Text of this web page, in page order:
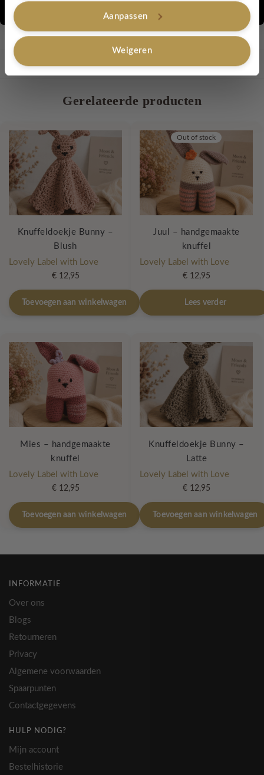
Aanpassen
Weigeren
Perfect als kraamcadeau, decoratie voor de kinderkamer of
gewoon om lekker te knuffelen 🤍
Gerelateerde producten
Knuffeldoekje Bunny –
Blush
Lovely Label with Love
€12,95
Toevoegen aan winkelwagen
Out of stock
Juul – handgemaakte
knuffel
Lovely Label with Love
€12,95
Lees verder
Mies – handgemaakte
knuffel
Lovely Label with Love
€12,95
Toevoegen aan winkelwagen
Knuffeldoekje Bunny –
Latte
Lovely Label with Love
€12,95
Toevoegen aan winkelwagen
INFORMATIE
Over ons
Blogs
Retourneren
Privacy
Algemene voorwaarden
Spaarpunten
Contactgegevens
HULP NODIG?
Mijn account
Bestelhistorie